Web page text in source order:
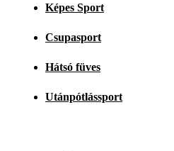
Képes Sport
Csupasport
Hátsó füves
Utánpótlássport